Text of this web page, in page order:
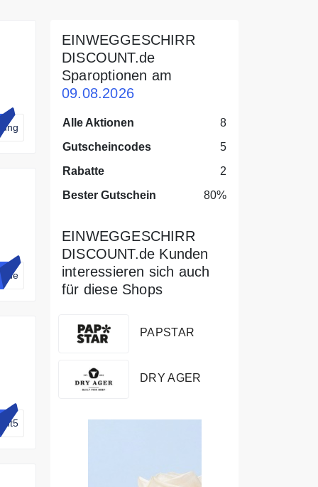
dung
t.de
unt5
EINWEGGESCHIRR
DISCOUNT.de
Sparoptionen am
09.08.2026
Alle Aktionen
8
Gutscheincodes
5
Rabatte
2
Bester Gutschein
80%
EINWEGGESCHIRR
DISCOUNT.de Kunden
interessieren sich auch
für diese Shops
PAPSTAR
DRY AGER